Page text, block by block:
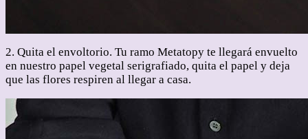
2. Quita el envoltorio. Tu ramo Metatopy te llegará envuelto
en nuestro papel vegetal serigrafiado, quita el papel y deja
que las flores respiren al llegar a casa.